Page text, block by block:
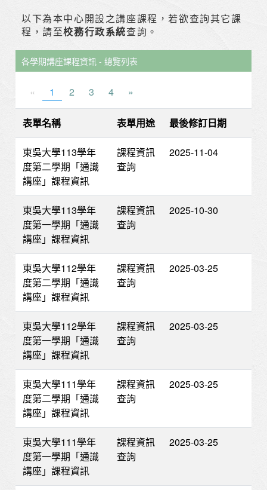
以下為本中心開設之講座課程，若欲查詢其它課
程，請至校務行政系統查詢。
各學期講座課程資訊 - 總覽列表
« 1 2 3 4 »
表單名稱 表單用途 最後修訂日期
東吳大學113學年
度第二學期「通識
講座」課程資訊
課程資訊
查詢
2025-11-04
東吳大學113學年
度第一學期「通識
講座」課程資訊
課程資訊
查詢
2025-10-30
東吳大學112學年
度第二學期「通識
講座」課程資訊
課程資訊
查詢
2025-03-25
東吳大學112學年
度第一學期「通識
講座」課程資訊
課程資訊
查詢
2025-03-25
東吳大學111學年
度第二學期「通識
講座」課程資訊
課程資訊
查詢
2025-03-25
東吳大學111學年
度第一學期「通識
講座」課程資訊
課程資訊
查詢
2025-03-25